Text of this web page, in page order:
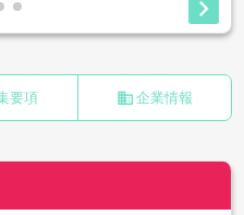

要項 business 企業情報